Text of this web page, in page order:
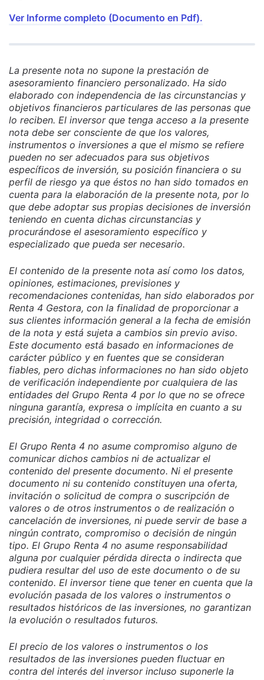
Ver Informe completo (Documento en Pdf).
La presente nota no supone la prestación de
asesoramiento financiero personalizado. Ha sido
elaborado con independencia de las circunstancias y
objetivos financieros particulares de las personas que
lo reciben. El inversor que tenga acceso a la presente
nota debe ser consciente de que los valores,
instrumentos o inversiones a que el mismo se refiere
pueden no ser adecuados para sus objetivos
específicos de inversión, su posición financiera o su
perfil de riesgo ya que éstos no han sido tomados en
cuenta para la elaboración de la presente nota, por lo
que debe adoptar sus propias decisiones de inversión
teniendo en cuenta dichas circunstancias y
procurándose el asesoramiento específico y
especializado que pueda ser necesario.
El contenido de la presente nota así como los datos,
opiniones, estimaciones, previsiones y
recomendaciones contenidas, han sido elaborados por
Renta 4 Gestora, con la finalidad de proporcionar a
sus clientes información general a la fecha de emisión
de la nota y está sujeta a cambios sin previo aviso.
Este documento está basado en informaciones de
carácter público y en fuentes que se consideran
fiables, pero dichas informaciones no han sido objeto
de verificación independiente por cualquiera de las
entidades del Grupo Renta 4 por lo que no se ofrece
ninguna garantía, expresa o implícita en cuanto a su
precisión, integridad o corrección.
El Grupo Renta 4 no asume compromiso alguno de
comunicar dichos cambios ni de actualizar el
contenido del presente documento. Ni el presente
documento ni su contenido constituyen una oferta,
invitación o solicitud de compra o suscripción de
valores o de otros instrumentos o de realización o
cancelación de inversiones, ni puede servir de base a
ningún contrato, compromiso o decisión de ningún
tipo. El Grupo Renta 4 no asume responsabilidad
alguna por cualquier pérdida directa o indirecta que
pudiera resultar del uso de este documento o de su
contenido. El inversor tiene que tener en cuenta que la
evolución pasada de los valores o instrumentos o
resultados históricos de las inversiones, no garantizan
la evolución o resultados futuros.
El precio de los valores o instrumentos o los
resultados de las inversiones pueden fluctuar en
contra del interés del inversor incluso suponerle la